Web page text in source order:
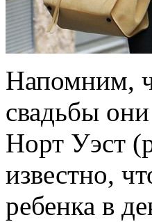
Напомним,
свадьбы
Норт Уэст
известно,
ребенка в